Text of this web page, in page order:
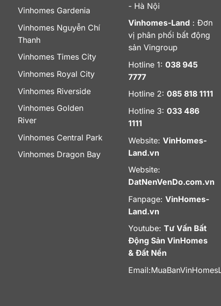
Vinhomes Gardenia
Vinhomes Nguyễn Chí
Thanh
Vinhomes Times City
Vinhomes Royal City
Vinhomes Riverside
Vinhomes Golden
River
Vinhomes Central Park
Vinhomes Dragon Bay
- Hà Nội
Vinhomes-Land : Đơn
vị phân phối bất động
sản Vingroup
Hotline 1: 038 945
7777
Hotline 2: 085 818 1111
Hotline 3: 033 486
1111
Website: VinHomes-
Land.vn
Website:
DatNenVenDo.com.vn
Fanpage: VinHomes-
Land.vn
Youtube: Tư Vấn Bất
Động Sản VinHomes
& Đất Nền
Email: